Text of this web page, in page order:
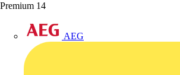
Premium 14
AEG